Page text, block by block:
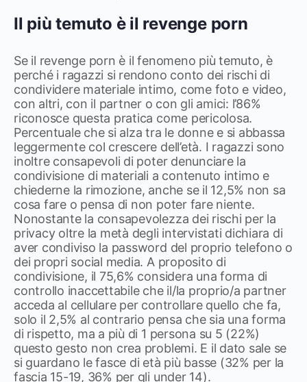
Il più temuto è il revenge porn
Se il revenge porn è il fenomeno più temuto, è
perché i ragazzi si rendono conto dei rischi di
condividere materiale intimo, come foto e video,
con altri, con il partner o con gli amici: l’86%
riconosce questa pratica come pericolosa.
Percentuale che si alza tra le donne e si abbassa
leggermente col crescere dell’età. I ragazzi sono
inoltre consapevoli di poter denunciare la
condivisione di materiali a contenuto intimo e
chiederne la rimozione, anche se il 12,5% non sa
cosa fare o pensa di non poter fare niente.
Nonostante la consapevolezza dei rischi per la
privacy oltre la metà degli intervistati dichiara di
aver condiviso la password del proprio telefono o
dei propri social media. A proposito di
condivisione, il 75,6% considera una forma di
controllo inaccettabile che il/la proprio/a partner
acceda al cellulare per controllare quello che fa,
solo il 2,5% al contrario pensa che sia una forma
di rispetto, ma a più di 1 persona su 5 (22%)
questo gesto non crea problemi. E il dato sale se
si guardano le fasce di età più basse (32% per la
fascia 15-19, 36% per gli under 14).